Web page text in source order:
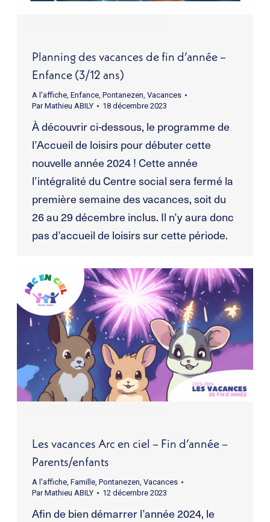
Planning des vacances de fin d’année –
Enfance (3/12 ans)
A l'affiche, Enfance, Pontanezen Vacances
ParMathieu ABILY 18 décembre 2023
À découvrir ci-dessous, le programme de
l’Accueil de loisirs pour débuter cette
nouvelle année 2024 ! Cette année
l’intégralité du Centre social sera fermé la
première semaine des vacances, soit du
26 au 29 décembre inclus. Il n’y aura donc
pas d’accueil de loisirs sur cette période.
Les vacances Arc en ciel – Fin d’année –
Parents/enfants
A l'affiche, Famille, Pontanezen Vacances
ParMathieu ABILY 12 décembre 2023
Afin de bien démarrer l’année 2024, le